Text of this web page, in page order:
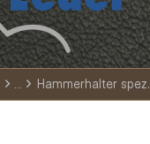
Hammerhalter spez.